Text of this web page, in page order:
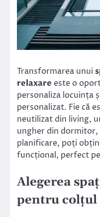
Transformarea unui
relaxare este o
personaliza locuința
personalizat. Fie că
neutilizat din living,
ungher din dormitor,
planificare, poți
funcțional, perfect
Alegerea
pentru colțul